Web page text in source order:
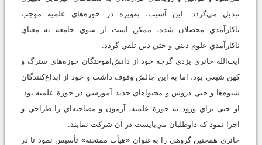
تبديل می‌گردد. اين آسيب، به‌ويژه در حوزه‌هاي علميه موجب
ناکارآمدي محصلان شده، ممکن است از سوي جامعه به معناي
ناکارآمدي علوم ديني و حتي دين تلقي گردد.
آیت‌الله حائري يزدي گرچه خود از دانش‌آموختگان حوزه‌هاي سترگ و
کهن شيعي بود، اما به اين چالش وقوف داشت و خود از ابداع‌کنندگان
شيوه‌ها و حتي دروس و محتواهاي جديد آموزشي در حوزة علميه بود.
او حتي براي ورود به حوزة علميه، آزمون و مصاحبه‌اي را طراحي و
اجرا نمود که داوطلبان مي‌بايست در آن شرکت ‌نمایند.
حائري همچنين گروهي را به‌عنوان «هيأت ممتحنه» تأسيس نمود تا در